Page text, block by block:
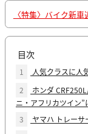
〈特集〉バイク新
目次
1
人気クラスに人
2
ホンダ
ニ・アフリカツイン”
3
ヤマハ トレー